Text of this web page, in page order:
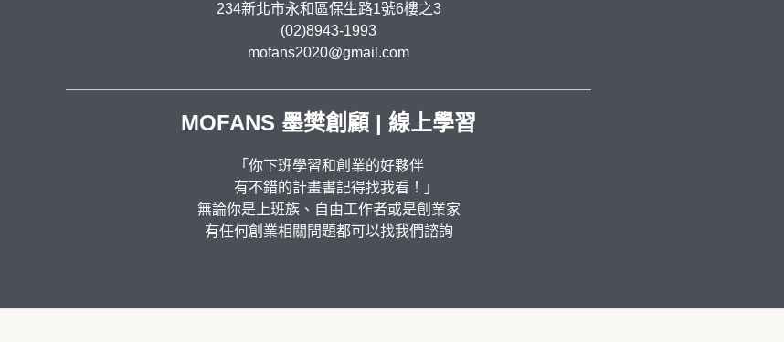
234新北市永和區保生路1號6樓之3
(02)8943-1993
mofans2020@gmail.com
MOFANS 墨樊創顧 | 線上學習
「你下班學習和創業的好夥伴
有不錯的計畫書記得找我看！」
無論你是上班族、自由工作者或是創業家
有任何創業相關問題都可以找我們諮詢